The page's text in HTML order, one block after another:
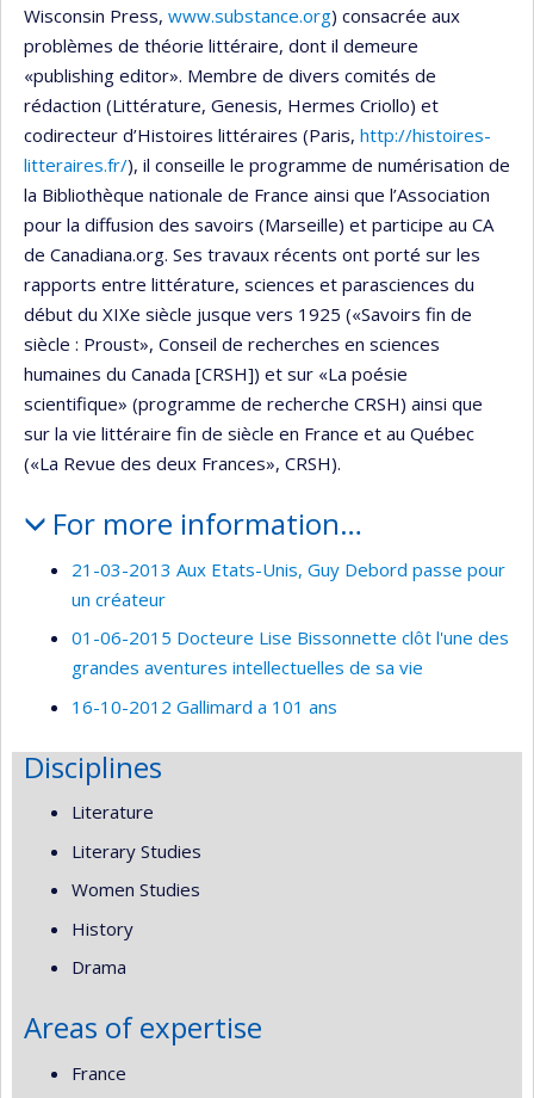
Wisconsin Press, www.substance.org) consacrée aux
problèmes de théorie littéraire, dont il demeure
«publishing editor». Membre de divers comités de
rédaction (Littérature, Genesis, Hermes Criollo) et
codirecteur d’Histoires littéraires (Paris, http://histoires-
litteraires.fr/), il conseille le programme de numérisation de
la Bibliothèque nationale de France ainsi que l’Association
pour la diffusion des savoirs (Marseille) et participe au CA
de Canadiana.org. Ses travaux récents ont porté sur les
rapports entre littérature, sciences et parasciences du
début du XIXe siècle jusque vers 1925 («Savoirs fin de
siècle : Proust», Conseil de recherches en sciences
humaines du Canada [CRSH]) et sur «La poésie
scientifique» (programme de recherche CRSH) ainsi que
sur la vie littéraire fin de siècle en France et au Québec
(«La Revue des deux Frances», CRSH).
For more information…
21-03-2013 Aux Etats-Unis, Guy Debord passe pour
un créateur
01-06-2015 Docteure Lise Bissonnette clôt l'une des
grandes aventures intellectuelles de sa vie
16-10-2012 Gallimard a 101 ans
Disciplines
Literature
Literary Studies
Women Studies
History
Drama
Areas of expertise
France